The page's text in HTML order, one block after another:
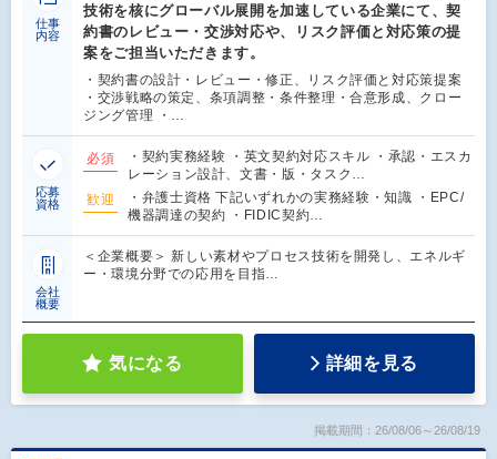
仕事
内容
技術を核にグローバル展開を加速している企業にて、契
約書のレビュー・交渉対応や、リスク評価と対応策の提
案をご担当いただきます。
・契約書の設計・レビュー・修正、リスク評価と対応策提案
・交渉戦略の策定、条項調整・条件整理・合意形成、クロー
ジング管理 ・…
応募
資格
必須
・契約実務経験 ・英文契約対応スキル ・承認・エスカ
レーション設計、文書・版・タスク…
歓迎
・弁護士資格 下記いずれかの実務経験・知識 ・EPC/
機器調達の契約 ・FIDIC契約…
会社
概要
＜企業概要＞ 新しい素材やプロセス技術を開発し、エネルギ
ー・環境分野での応用を目指…
気になる 詳細を見る
掲載期間：26/08/06～26/08/19